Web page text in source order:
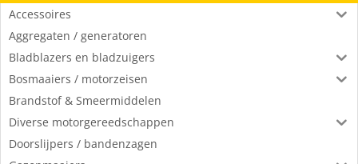
Accessoires
Aggregaten / generatoren
Bladblazers en bladzuigers
Bosmaaiers / motorzeisen
Brandstof & Smeermiddelen
Diverse motorgereedschappen
Doorslijpers / bandenzagen